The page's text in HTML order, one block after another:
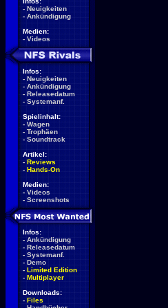
- Neuigkeiten
- Ankündigung
Medien:
- Videos
Infos:
- Neuigkeiten
- Ankündigung
- Releasedatum
- Systemanf.
Spielinhalt:
- Wagen
- Trophäen
- Soundtrack
Artikel:
- Reviews
- Hands-On
Medien:
- Videos
- Screenshots
Infos:
- Ankündigung
- Releasedatum
- Systemanf.
- Demo
- Limited Edition
- Multiplayer
Downloads:
- Files